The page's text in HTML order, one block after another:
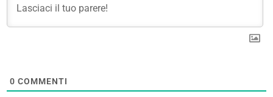
0 COMMENTI